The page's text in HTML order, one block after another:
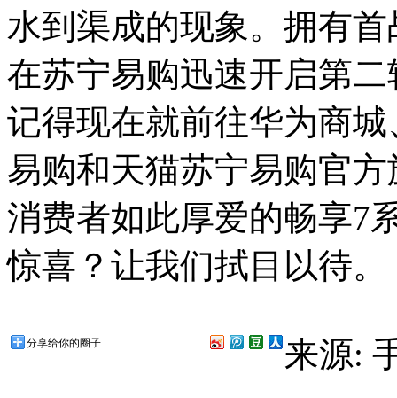
水到渠成的现象。拥有
在苏宁易购迅速开启第
记得现在就前往华为商
易购和天猫苏宁易购官
消费者如此厚爱的畅享7
惊喜？让我们拭目以待。
分享给你的圈子 来源: